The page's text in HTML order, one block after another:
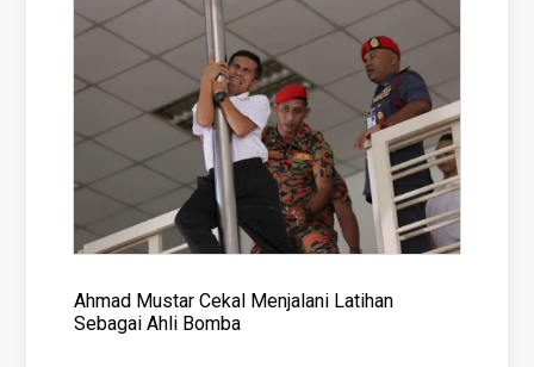
Ahmad Mustar Cekal Menjalani Latihan
Sebagai Ahli Bomba